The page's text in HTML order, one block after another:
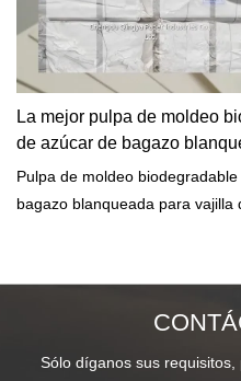
La mejor pulpa de moldeo
de azúcar de bagazo
de fibra - Qingya Paper
Pulpa de moldeo
bagazo blanqueada para vajilla
etc., y disfruta de una buena
Paper resume los defectos de
azúcar de bagazo blanqueada
Sólo díganos sus